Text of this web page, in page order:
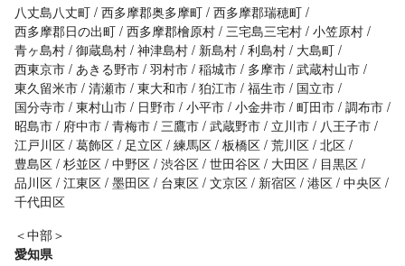
八丈島八丈町 西多摩郡奥多摩町 西多摩郡瑞穂町
西多摩郡日の出町 西多摩郡檜原村 三宅島三宅村 小笠原村
青ヶ島村 御蔵島村 神津島村 新島村 利島村
大島町
西東京市 あきる野市 羽村市 稲城市 多摩市 武蔵村山市
東久留米市 清瀬市 東大和市 狛江市 福生市
国立市
国分寺市 東村山市 日野市 小平市 小金井市 町田市 調布市
昭島市
府中市 青梅市 三鷹市 武蔵野市 立川市
八王子市
江戸川区 葛飾区 足立区 練馬区 板橋区 荒川区 北区
豊島区 杉並区 中野区 渋谷区 世田谷区 大田区
目黒区
品川区 江東区 墨田区 台東区 文京区 新宿区 港区 中央区
千代田区
＜中部＞
愛知県